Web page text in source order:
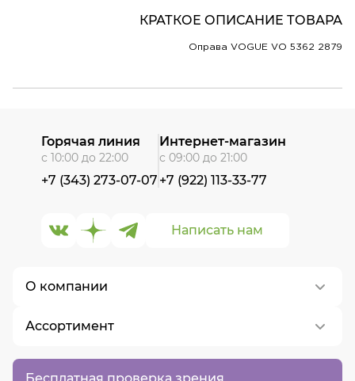
КРАТКОЕ ОПИСАНИЕ ТОВАРА
Оправа VOGUE VO 5362 2879
Бесплатная проверка зрения
О компании
О нас
Контакты
Ассортимент
Написать нам
Горячая линия
с 10:00 до 22:00
+7 (343) 273-07-07
Интернет-магазин
с 09:00 до 21:00
+7 (922) 113-33-77